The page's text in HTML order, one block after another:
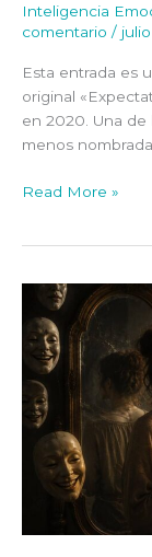
Inteligencia
comentario /
Esta entrada es
original
en 2020. Una
menos
Read More »
que
nadie
explicó
sobre
necesidad
agradar